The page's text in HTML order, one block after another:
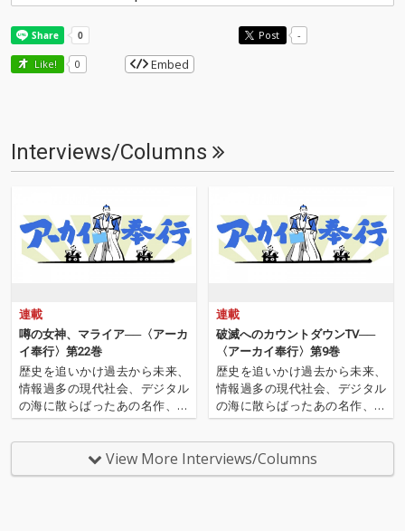
Post -
Like! 0 Embed
Interviews/Columns
連載
噂の女神、マライア──〈アーカ
イ奉行〉第22巻
歴史を追いかけ過去から未来、
情報過多の現代社会、デジタル
の海に散らばったあの名作、こ
の名作たちをひとつにまとめる
仕事人…!〈アーカイ奉行〉が今
日もデジタルの乱世を治め
る…!'''〈アーカイ奉行〉と
連載
破滅へのカウントダウンTV──
〈アーカイ奉行〉第9巻
歴史を追いかけ過去から未来、
情報過多の現代社会、デジタル
の海に散らばったあの名作、こ
の名作たちをひとつにまとめる
仕事人…!〈アーカイ奉行〉が今
日もデジタルの乱世を治め
る…!'''〈アーカイ奉行〉と
View More Interviews/Columns